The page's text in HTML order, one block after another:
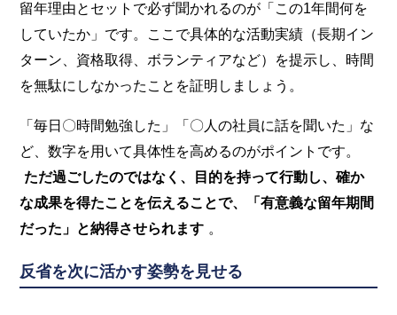
留年理由とセットで必ず聞かれるのが「この1年間何を
していたか」です。ここで具体的な活動実績（長期イン
ターン、資格取得、ボランティアなど）を提示し、時間
を無駄にしなかったことを証明しましょう。
「毎日〇時間勉強した」「〇人の社員に話を聞いた」な
ど、数字を用いて具体性を高めるのがポイントです。
ただ過ごしたのではなく、目的を持って行動し、確か
な成果を得たことを伝えることで、「有意義な留年期間
だった」と納得させられます 。
反省を次に活かす姿勢を見せる